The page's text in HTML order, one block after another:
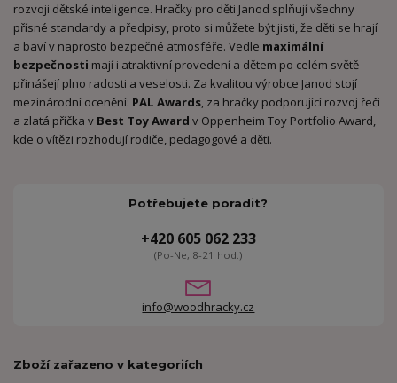
rozvoji dětské inteligence. Hračky pro děti Janod splňují všechny
přísné standardy a předpisy, proto si můžete být jisti, že děti se hrají
a baví v naprosto bezpečné atmosféře. Vedle maximální
bezpečnosti mají i atraktivní provedení a dětem po celém světě
přinášejí plno radosti a veselosti. Za kvalitou výrobce Janod stojí
mezinárodní ocenění: PAL Awards, za hračky podporující rozvoj řeči
a zlatá příčka v Best Toy Award v Oppenheim Toy Portfolio Award,
kde o vítězi rozhodují rodiče, pedagogové a děti.
Potřebujete poradit?
+420 605 062 233
(Po-Ne, 8-21 hod.)
info@woodhracky.cz
Zboží zařazeno v kategoriích